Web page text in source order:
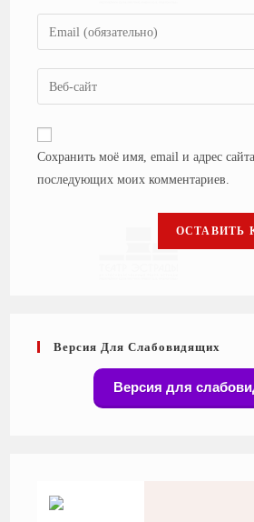
Сохранить моё имя, email и адрес
последующих моих комментариев.
Версия Для Слабовидящих
Версия для